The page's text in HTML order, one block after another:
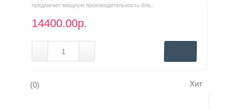
предлагает мощную производительность бла..
14400.00р.
(0) Хит